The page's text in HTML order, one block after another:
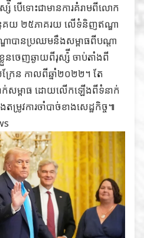
បើទោះជាមានការគំរាមពីលោក
គយ ២៥ភាគរយ លើទំនិញឥណ្ឌា
ាបានប្រឈមនឹងសម្ពាធពីបណ្ដា
ចេញឆ្ងាយពីរុស្ស៉ី ចាប់តាំងពី
ែន កាលពីឆ្នាំ២០២២។ តែ
ក់សម្ពាធ ដោយលើកឡើងពីទំនាក់
រូវការចាំបាច់ខាងសេដ្ឋកិច្ច៕